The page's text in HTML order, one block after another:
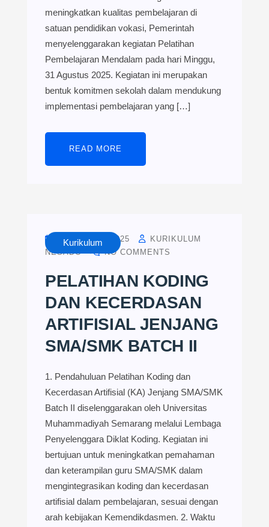
meningkatkan kualitas pembelajaran di
satuan pendidikan vokasi, Pemerintah
menyelenggarakan kegiatan Pelatihan
Pembelajaran Mendalam pada hari Minggu,
31 Agustus 2025. Kegiatan ini merupakan
bentuk komitmen sekolah dalam mendukung
implementasi pembelajaran yang […]
READ MORE
Kurikulum
AUGUST 25, 2025
KURIKULUM
NESADO
NO COMMENTS
PELATIHAN KODING
DAN KECERDASAN
ARTIFISIAL JENJANG
SMA/SMK BATCH II
1. Pendahuluan Pelatihan Koding dan
Kecerdasan Artifisial (KA) Jenjang SMA/SMK
Batch II diselenggarakan oleh Universitas
Muhammadiyah Semarang melalui Lembaga
Penyelenggara Diklat Koding. Kegiatan ini
bertujuan untuk meningkatkan pemahaman
dan keterampilan guru SMA/SMK dalam
mengintegrasikan koding dan kecerdasan
artifisial dalam pembelajaran, sesuai dengan
arah kebijakan Kemendikdasmen. 2. Waktu